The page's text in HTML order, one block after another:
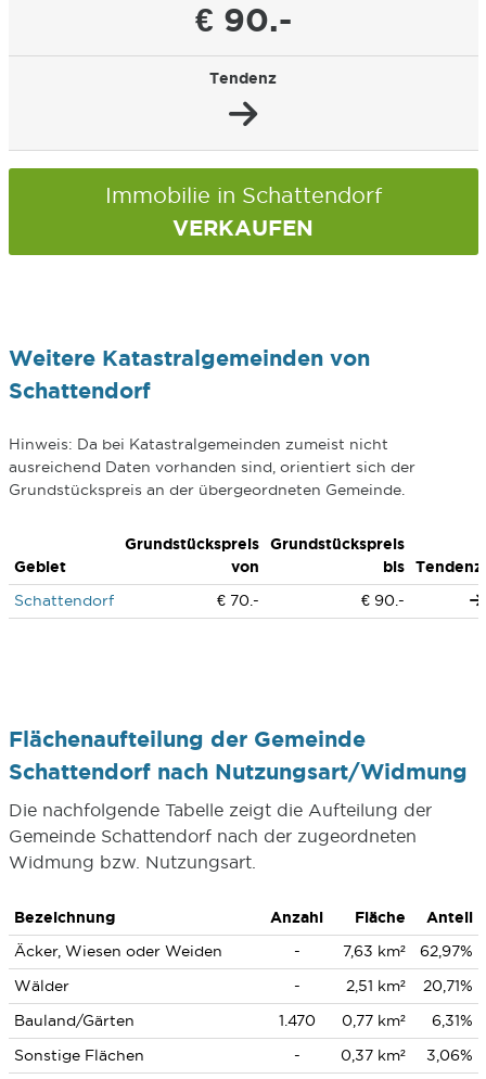
€ 90.-
Tendenz
Immobilie in Schattendorf
VERKAUFEN
Weitere Katastralgemeinden von
Schattendorf
Hinweis: Da bei Katastralgemeinden zumeist nicht
ausreichend Daten vorhanden sind, orientiert sich der
Grundstückspreis an der übergeordneten Gemeinde.
Gebiet
Grundstückspreis
von
Grundstückspreis
bis
Tendenz
Schattendorf
€ 70.- € 90.-
Flächenaufteilung der Gemeinde
Schattendorf nach Nutzungsart/Widmung
Die nachfolgende Tabelle zeigt die Aufteilung der
Gemeinde Schattendorf nach der zugeordneten
Widmung bzw. Nutzungsart.
Bezeichnung Anzahl Fläche
Anteil
Äcker, Wiesen oder Weiden
- 7,63 km²
62,97%
Wälder
- 2,51 km²
20,71%
Bauland/Gärten
1.470 0,77 km²
6,31%
Sonstige Flächen
- 0,37 km² 3,06%